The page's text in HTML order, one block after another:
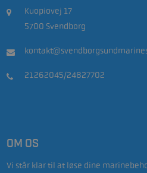
Kuopiovej 17
5700 Svendborg
21262045/24827702
OM OS
Vi står klar til at løse dine